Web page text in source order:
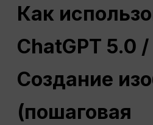
Как
ChatGPT 5.0 /
Создание
(пошаговая